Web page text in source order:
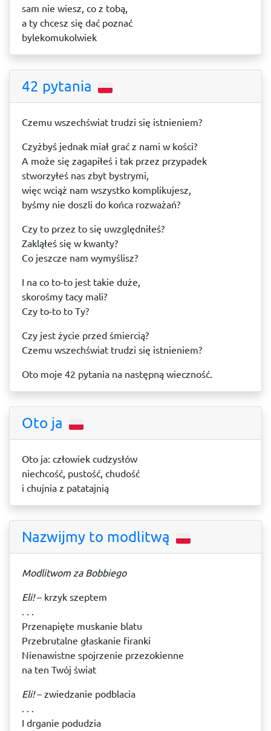
sam nie wiesz, co z tobą,
a ty chcesz się dać poznać
bylekomukolwiek
42 pytania
Czemu wszechświat trudzi się istnieniem?
Czyżbyś jednak miał grać z nami w kości?
A może się zagapiłeś i tak przez przypadek
stworzyłeś nas zbyt bystrymi,
więc wciąż nam wszystko komplikujesz,
byśmy nie doszli do końca rozważań?
Czy to przez to się uwzględniłeś?
Zakląłeś się w kwanty?
Co jeszcze nam wymyślisz?
I na co to-to jest takie duże,
skorośmy tacy mali?
Czy to-to to Ty?
Czy jest życie przed śmiercią?
Czemu wszechświat trudzi się istnieniem?
Oto moje 42 pytania na następną wieczność.
Oto ja
Oto ja: człowiek cudzysłów
niechcość, pustość, chudość
i chujnia z patatajnią
Nazwijmy to modlitwą
Modlitwom za Bobbiego
Eli!– krzyk szeptem
. . .
Przenapięte muskanie blatu
Przebrutalne głaskanie firanki
Nienawistne spojrzenie przezokienne
na ten Twój świat
Eli!– zwiedzanie podblacia
. . .
I drganie podudzia